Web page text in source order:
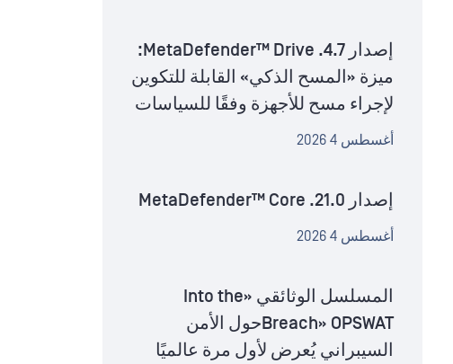
إصدار MetaDefender™ Drive .4.7:
ميزة «المسح الذكي» القابلة للتكوين
لإجراء مسح للأجهزة وفقًا للسياسات
أغسطس 4 2026
إصدار MetaDefender™ Core .21.0
أغسطس 4 2026
المسلسل الوثائقي «Into the
Breach» OPSWATحول الأمن
السيبراني يُعرض لأول مرة عالميًا